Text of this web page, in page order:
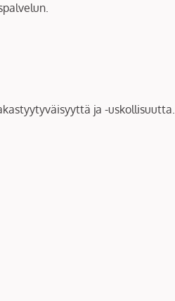
ja -uskollisuutta.